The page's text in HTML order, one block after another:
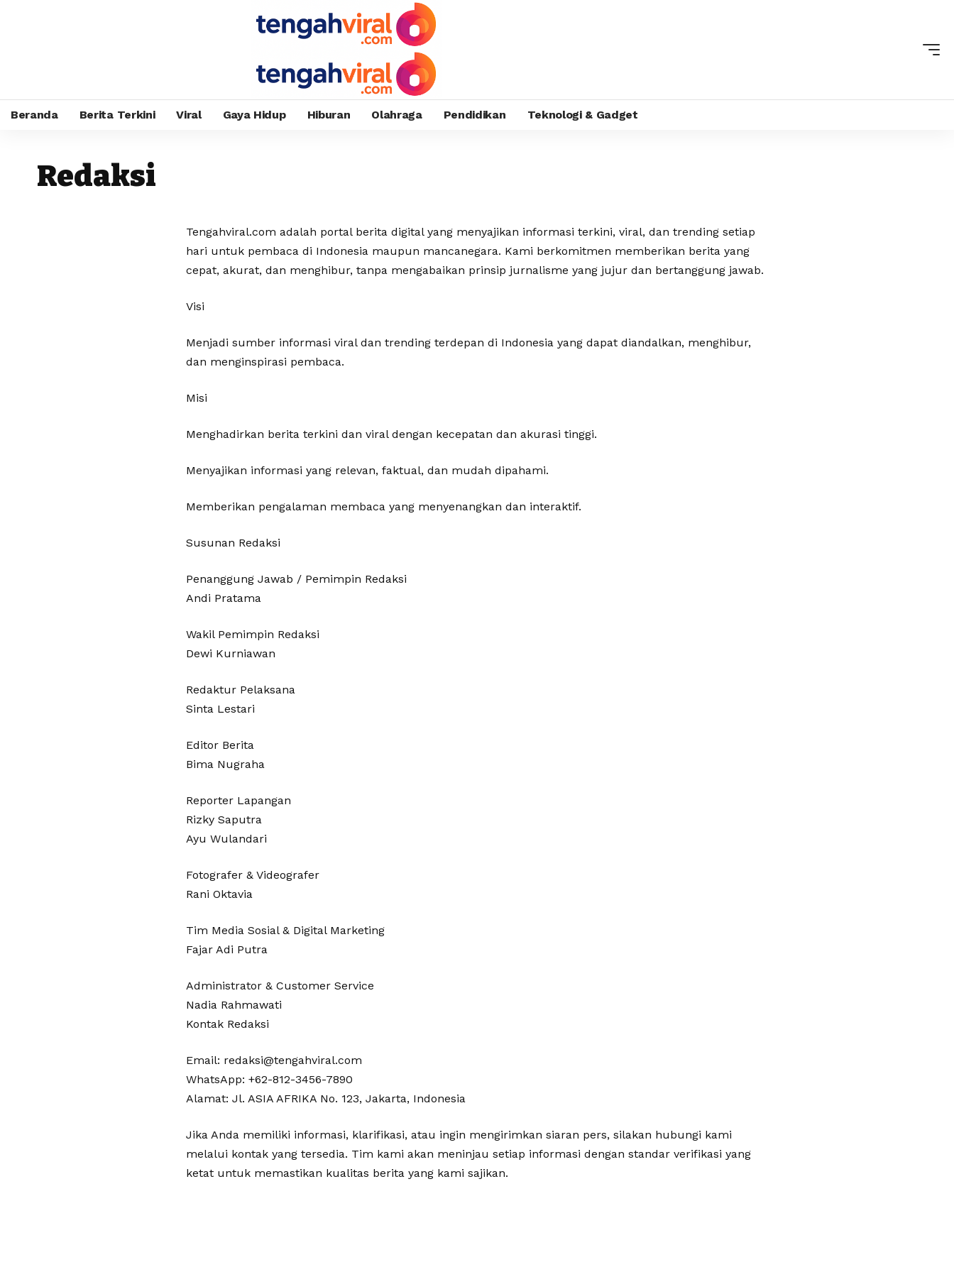
Beranda Berita Terkini Viral Gaya Hidup Hiburan Olahraga Pendidikan Teknologi & Gadget
Redaksi
Tengahviral.com adalah portal berita digital yang menyajikan informasi terkini, viral, dan trending setiap
hari untuk pembaca di Indonesia maupun mancanegara. Kami berkomitmen memberikan berita yang
cepat, akurat, dan menghibur, tanpa mengabaikan prinsip jurnalisme yang jujur dan bertanggung jawab.
Visi
Menjadi sumber informasi viral dan trending terdepan di Indonesia yang dapat diandalkan, menghibur,
dan menginspirasi pembaca.
Misi
Menghadirkan berita terkini dan viral dengan kecepatan dan akurasi tinggi.
Menyajikan informasi yang relevan, faktual, dan mudah dipahami.
Memberikan pengalaman membaca yang menyenangkan dan interaktif.
Susunan Redaksi
Penanggung Jawab / Pemimpin Redaksi
Andi Pratama
Wakil Pemimpin Redaksi
Dewi Kurniawan
Redaktur Pelaksana
Sinta Lestari
Editor Berita
Bima Nugraha
Reporter Lapangan
Rizky Saputra
Ayu Wulandari
Fotografer & Videografer
Rani Oktavia
Tim Media Sosial & Digital Marketing
Fajar Adi Putra
Administrator & Customer Service
Nadia Rahmawati
Kontak Redaksi
Email: redaksi@tengahviral.com
WhatsApp: +62-812-3456-7890
Alamat: Jl. ASIA AFRIKA No. 123, Jakarta, Indonesia
Jika Anda memiliki informasi, klarifikasi, atau ingin mengirimkan siaran pers, silakan hubungi kami
melalui kontak yang tersedia. Tim kami akan meninjau setiap informasi dengan standar verifikasi yang
ketat untuk memastikan kualitas berita yang kami sajikan.